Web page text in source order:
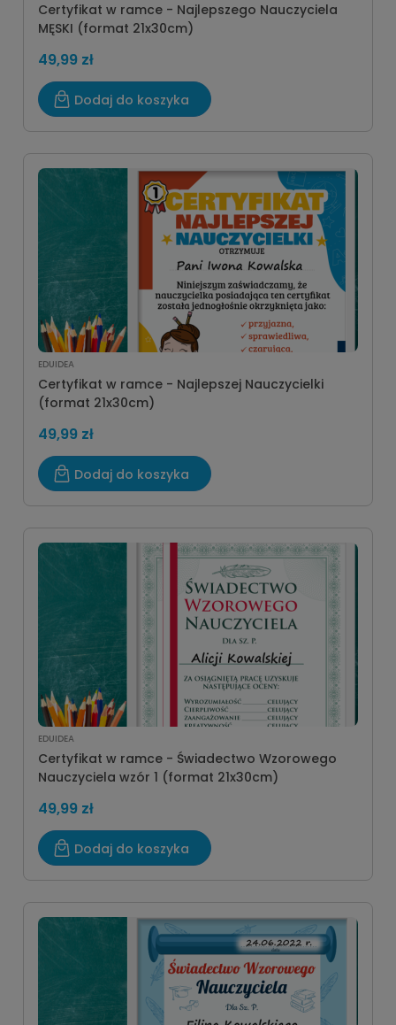
Certyfikat w ramce - Najlepszego Nauczyciela
MĘSKI (format 21x30cm)
49,99 zł
Dodaj do koszyka
EDUIDEA
Certyfikat w ramce - Najlepszej Nauczycielki
(format 21x30cm)
49,99 zł
Dodaj do koszyka
EDUIDEA
Certyfikat w ramce - Świadectwo Wzorowego
Nauczyciela wzór 1 (format 21x30cm)
49,99 zł
Dodaj do koszyka